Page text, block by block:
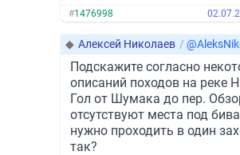
#1476998
◆ Алексей Николаев /
Подскажите согласно
описаний походов на реке
Гол от Шумака до пер.
отсутствуют места под
нужно проходить в один
так?